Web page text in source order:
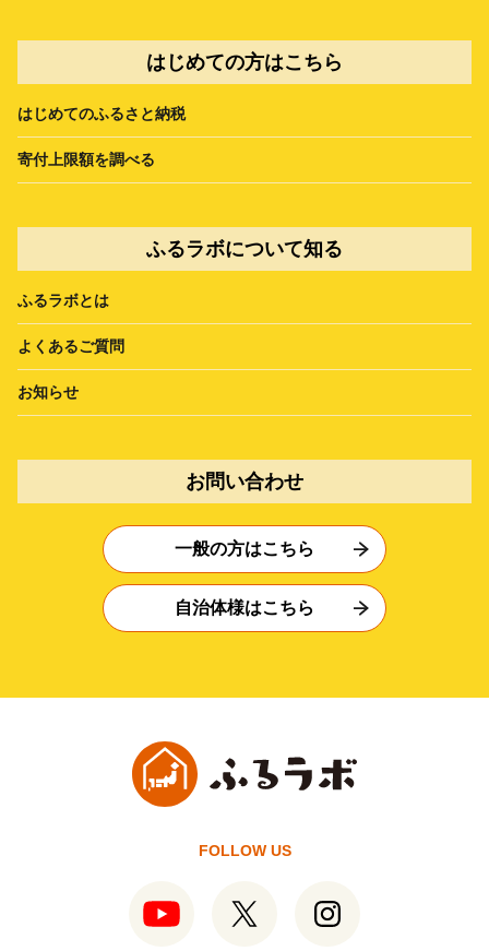
はじめての方はこちら
はじめてのふるさと納税
寄付上限額を調べる
ふるラボについて知る
ふるラボとは
よくあるご質問
お知らせ
お問い合わせ
一般の方はこちら
自治体様はこちら
FOLLOW US